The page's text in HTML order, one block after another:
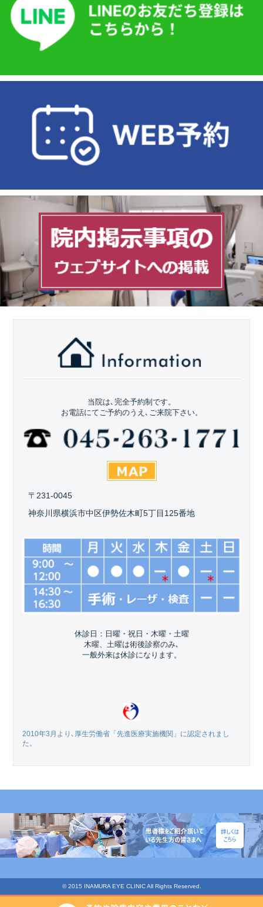
当院は､完全予約制です。
お電話にてご予約のうえ､ご来院下さい。
〒231-0045
神奈川県横浜市中区伊勢佐木町5丁目125番地
休診日：日曜・祝日・木曜・土曜
木曜、土曜は術後診察のみ､
一般外来は休診になります。
2010年3月より､厚生労働省「先進医療実施機関」に認定されまし
た。
© 2015 INAMURA EYE CLINIC All Rights Reserved.